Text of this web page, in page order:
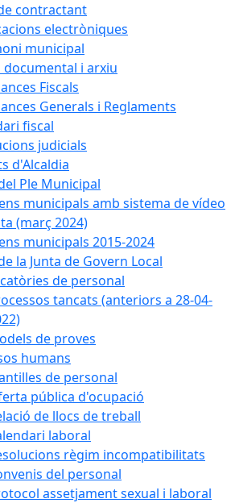
contractant
electròniques
municipal
documental i arxiu
Fiscals
Generals i Reglaments
fiscal
judicials
d'Alcaldia
Ple Municipal
municipals amb sistema de vídeo
(març 2024)
municipals 2015-2024
la Junta de Govern Local
de personal
tancats (anteriors a 28-04-
de proves
humans
de personal
pública d'ocupació
de llocs de treball
laboral
règim incompatibilitats
del personal
assetjament sexual i laboral